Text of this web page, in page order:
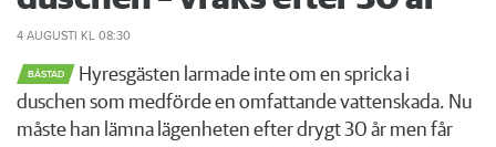
4 AUGUSTI KL 08:30
BÅSTAD
Hyresgästen larmade inte om en spricka i
duschen som medförde en omfattande vattenskada. Nu
måste han lämna lägenheten efter drygt 30 år men får